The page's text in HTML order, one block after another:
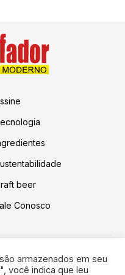
beer
Conosco
nas Redes:
armazenados em seu
você indica que leu